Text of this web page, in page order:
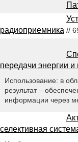
радиоприемника //
передачи энергии
Использование: в
результат –
информации через
селективная